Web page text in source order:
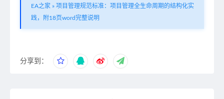
EA之家 » 项目管理规范标准：项目管理全生命周期的结构化实
践，附18页word完整说明
分享到：